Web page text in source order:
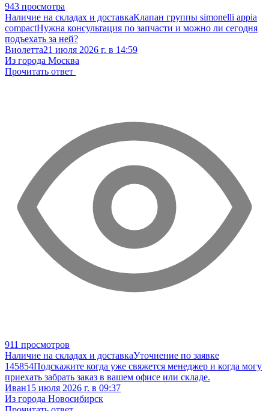
943 просмотра
Наличие на складах и доставкаКлапан группы simonelli appia
compactНужна консультация по запчасти и можно ли сегодня
подъехать за ней?
Виолетта21 июля 2026 г. в 14:59
Из города Москва
Прочитать ответ
911 просмотров
Наличие на складах и доставкаУточнение по заявке
145854Подскажите когда уже свяжется менеджер и когда могу
приехать забрать заказ в вашем офисе или складе.
Иван15 июля 2026 г. в 09:37
Из города Новосибирск